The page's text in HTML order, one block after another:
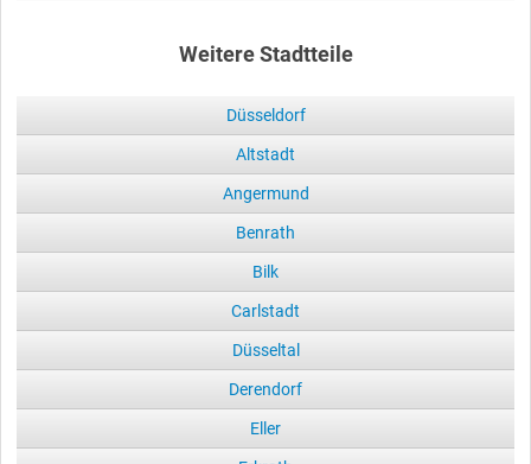
Weitere Stadtteile
Düsseldorf
Altstadt
Angermund
Benrath
Bilk
Carlstadt
Düsseltal
Derendorf
Eller